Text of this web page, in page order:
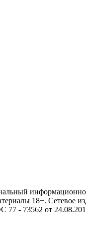
18+. Сетевое
77 - 73562 от